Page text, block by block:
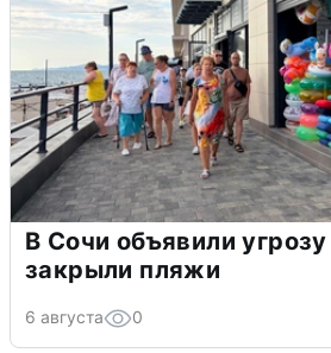
В Сочи объявили
закрыли пляжи
6 августа 0